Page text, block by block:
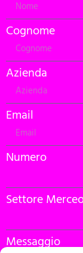
Cognome
Azienda
Email
Numero
Settore
Messaggio